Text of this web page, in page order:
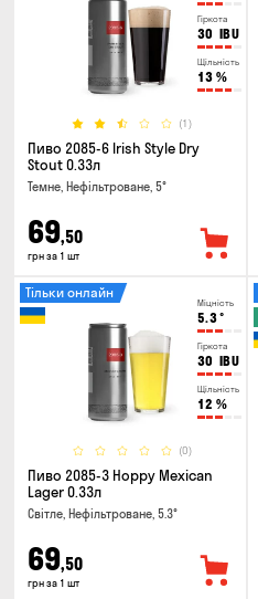
Гіркота
30 IBU
Щільність
13 %
(1)
Пиво 2085-6 Irish Style Dry
Stout 0.33л
Темне, Нефільтроване, 5°
69,50
грн за 1 шт
Міцність
5.3°
Гіркота
30 IBU
Щільність
12 %
(0)
Тільки онлайн
Пиво 2085-3 Hoppy Mexican
Lager 0.33л
Світле, Нефільтроване, 5.3°
69,50
грн за 1 шт